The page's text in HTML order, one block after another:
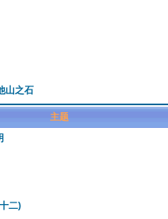
山之石
主题
二)